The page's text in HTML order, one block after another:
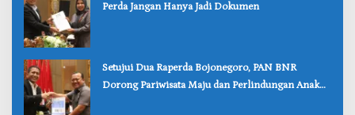
Perda Jangan Hanya Jadi Dokumen
‎Setujui Dua Raperda Bojonegoro, PAN BNR
Dorong Pariwisata Maju dan Perlindungan Anak